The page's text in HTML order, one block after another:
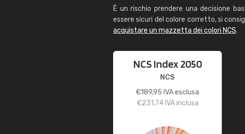
È un rischio prendere una decisione
essere sicuri del colore corretto, si
acquistare un mazzetta dei colori NCS.
NCS Index 2050
NCS
€189,95 IVA esclusa
€231,74IVA inclusa